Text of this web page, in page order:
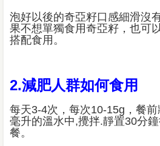
泡好以後的奇亞籽口感細滑沒
果不想單獨食用奇亞籽，也可
搭配食用。
2.減肥人群如何食用
每天3-4次，每次10-15g，餐
毫升的溫水中,攪拌.靜置30分
餐。